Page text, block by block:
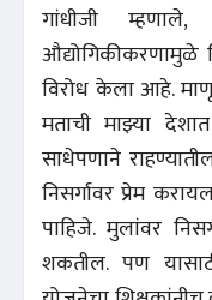
गांधीजी
औद्योगिकीकरणामुळे
विरोध केला आहे.
मताची माझ्या
साधेपणाने
निसर्गावर प्रेम
पाहिजे. मुलांवर
शकतील. पण